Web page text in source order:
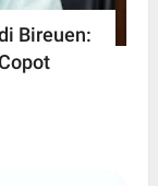
Bireuen: